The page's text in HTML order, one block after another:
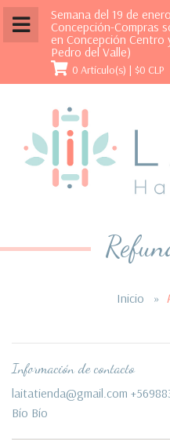
Semana del 19 de
Concepción-Compras
en Concepción Centro
Pedro del Valle)
0 Artículo(s) | $0 CLP
Inicio »
Información de contacto
laitatienda@gmail.com
Bío Bío